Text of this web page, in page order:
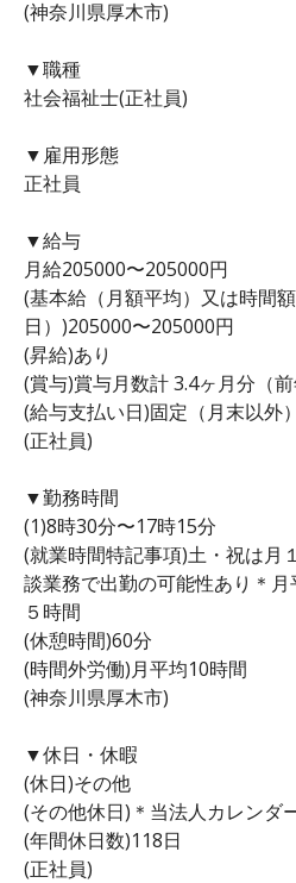
(神奈川県厚木市)
▼職種
社会福祉士(正社員)
▼雇用形態
正社員
▼給与
月給205000〜205000円
(基本給（月額平均）又は時間
日）)205000〜205000円
(昇給)あり
(賞与)賞与月数計 3.4ヶ月分（前
(給与支払い日)固定（月末以外
(正社員)
▼勤務時間
(1)8時30分〜17時15分
(就業時間特記事項)土・祝は月
談業務で出勤の可能性あり＊月
５時間
(休憩時間)60分
(時間外労働)月平均10時間
(神奈川県厚木市)
▼休日・休暇
(休日)その他
(その他休日)＊当法人カレンダ
(年間休日数)118日
(正社員)